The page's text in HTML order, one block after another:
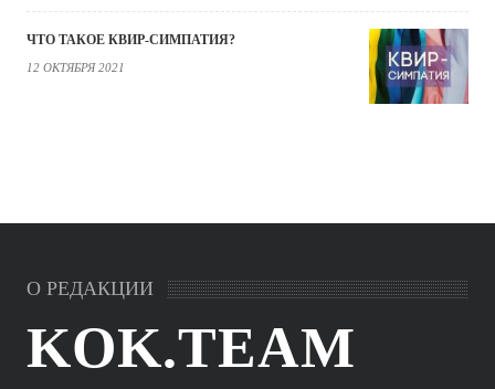
ЧТО ТАКОЕ КВИР-СИМПАТИЯ?
12 ОКТЯБРЯ 2021
О РЕДАКЦИИ
KOK.TEAM